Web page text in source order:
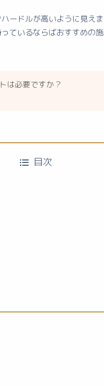
ードルが高いように見え
ているならばおすすめの施
は必要ですか？
目次